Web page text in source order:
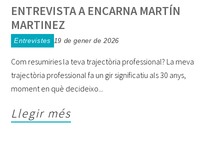
ENTREVISTA A ENCARNA MARTÍN
MARTINEZ
Entrevistes 19 de gener de 2026
Com resumiries la teva trajectòria professional? La meva
trajectòria professional fa un gir significatiu als 30 anys,
moment en què decideixo
Llegir més